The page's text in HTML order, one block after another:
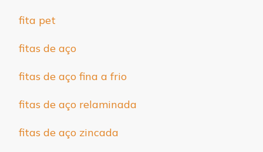
fita pet
fitas de aço
fitas de aço fina a frio
fitas de aço relaminada
fitas de aço zincada